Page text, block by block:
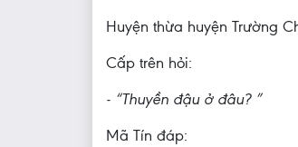
Huyện thừa huyện Trường
Cấp trên hỏi:
- “Thuyền đậu ở đâu? ”
Mã Tín đáp: